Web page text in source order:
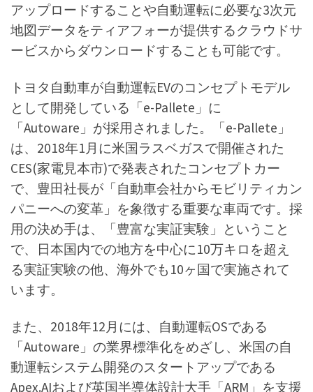
アップロードすることや自動運転に必要な3次元
地図データをティアフォーが提供するクラウドサ
ービスからダウンロードすることも可能です。
トヨタ自動車が自動運転EVのコンセプトモデル
として開発している「e-Pallete」に
「Autoware」が採用されました。「e-Pallete」
は、2018年1月に米国ラスベガスで開催された
CES(家電見本市)で発表されたコンセプトカー
で、豊田社長が「自動車会社からモビリティカン
パニーへの変革」を象徴する重要な車両です。採
用の決め手は、「豊富な実証実験」ということ
で、日本国内での地方を中心に10万キロを超え
る実証実験の他、海外でも10ヶ国で実施されて
います。
また、2018年12月には、自動運転OSである
「Autoware」の業界標準化をめざし、米国の自
動運転システム開発のスタートアップである
Apex.AIおよび英国半導体設計大手「ARM」を支援